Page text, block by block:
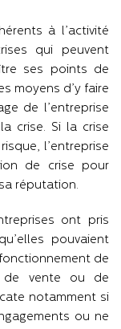
à l’activité
qui peuvent
ses points de
moyens d’y faire
de l’entreprise
crise. Si la crise
l’entreprise
de crise pour
réputation.
ont pris
pouvaient
de
de vente ou de
notamment si
ou ne